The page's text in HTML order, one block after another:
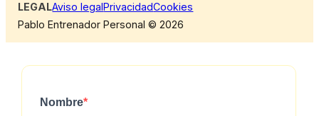
LEGALAviso legalPrivacidadCookies
Pablo Entrenador Personal © 2026
Nombre